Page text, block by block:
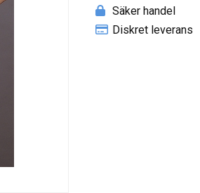
Säker handel
Diskret leverans